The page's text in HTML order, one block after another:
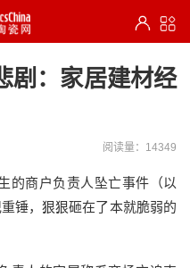
剧：家居建材经
阅读量：14349
的商户负责人坠亡事件 （以
锤，狠狠砸在了本就脆弱的